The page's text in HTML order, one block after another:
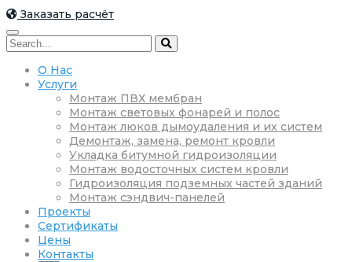
Заказать расчёт
О Нас
Услуги
Монтаж ПВХ мембран
Монтаж световых фонарей и полос
Монтаж люков дымоудаления и их систем
Демонтаж, замена, ремонт кровли
Укладка битумной гидроизоляции
Монтаж водосточных систем кровли
Гидроизоляция подземных частей зданий
Монтаж сэндвич-панелей
Проекты
Сертификаты
Цены
Контакты